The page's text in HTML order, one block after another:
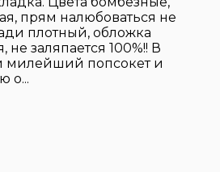
прям налюбоваться не
плотный, обложка
не заляпается 100%!! В
милейший попсокет и
о...